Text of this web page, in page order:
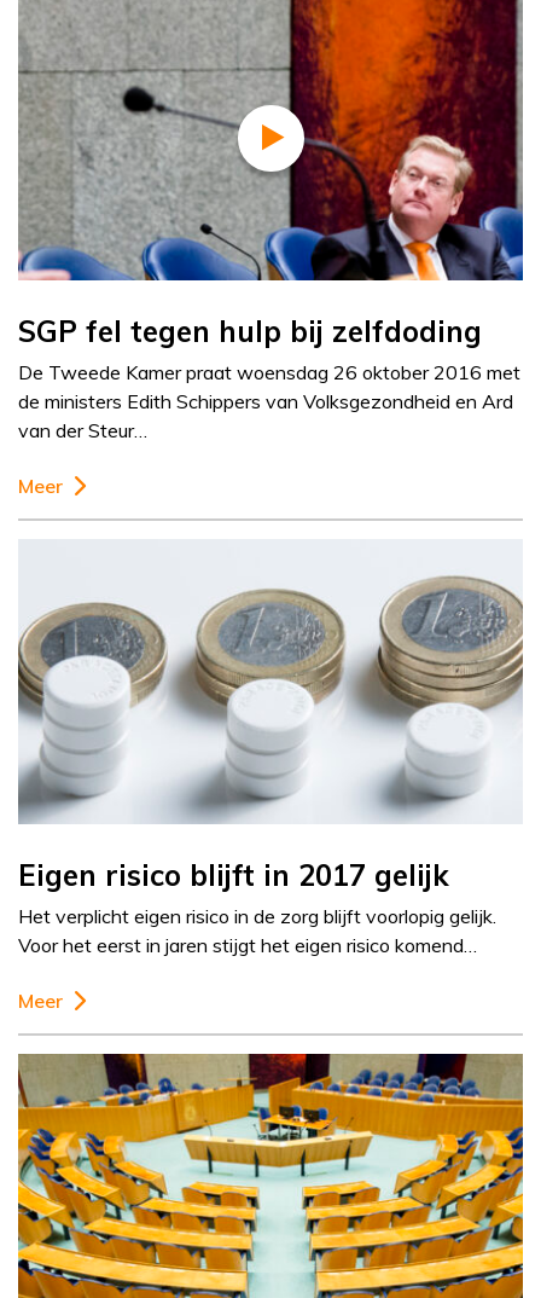
SGP fel tegen hulp bij zelfdoding
De Tweede Kamer praat woensdag 26 oktober 2016 met
de ministers Edith Schippers van Volksgezondheid en Ard
van der Steur…
Meer
Eigen risico blijft in 2017 gelijk
Het verplicht eigen risico in de zorg blijft voorlopig gelijk.
Voor het eerst in jaren stijgt het eigen risico komend…
Meer